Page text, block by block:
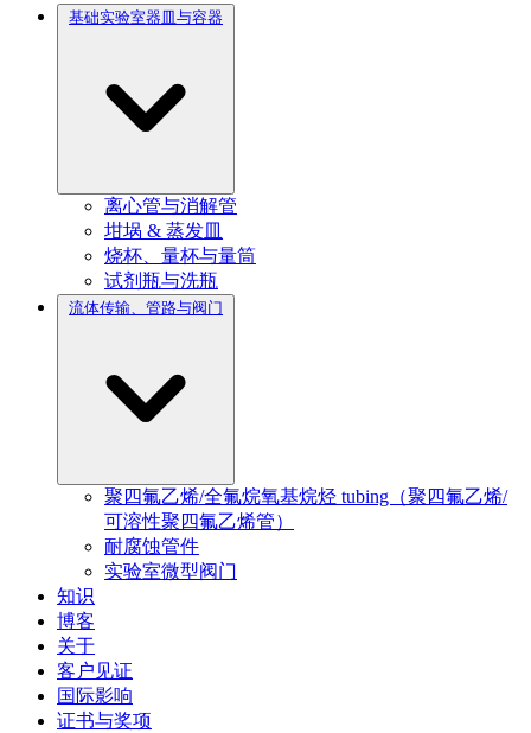
基础实验室器皿与容器
离心管与消解管
坩埚 & 蒸发皿
烧杯、量杯与量筒
试剂瓶与洗瓶
流体传输、管路与阀门
聚四氟乙烯/全氟烷氧基烷烃 tubing（聚四氟乙烯/
可溶性聚四氟乙烯管）
耐腐蚀管件
实验室微型阀门
知识
博客
关于
客户见证
国际影响
证书与奖项